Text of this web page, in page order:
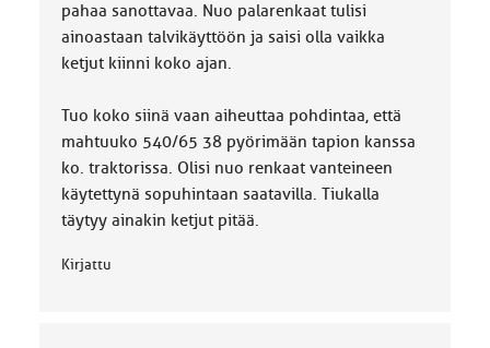
pahaa sanottavaa. Nuo palarenkaat tulisi
ainoastaan talvikäyttöön ja saisi olla vaikka
ketjut kiinni koko ajan.
Tuo koko siinä vaan aiheuttaa pohdintaa, että
mahtuuko 540/65 38 pyörimään tapion kanssa
ko. traktorissa. Olisi nuo renkaat vanteineen
käytettynä sopuhintaan saatavilla. Tiukalla
täytyy ainakin ketjut pitää.
Kirjattu